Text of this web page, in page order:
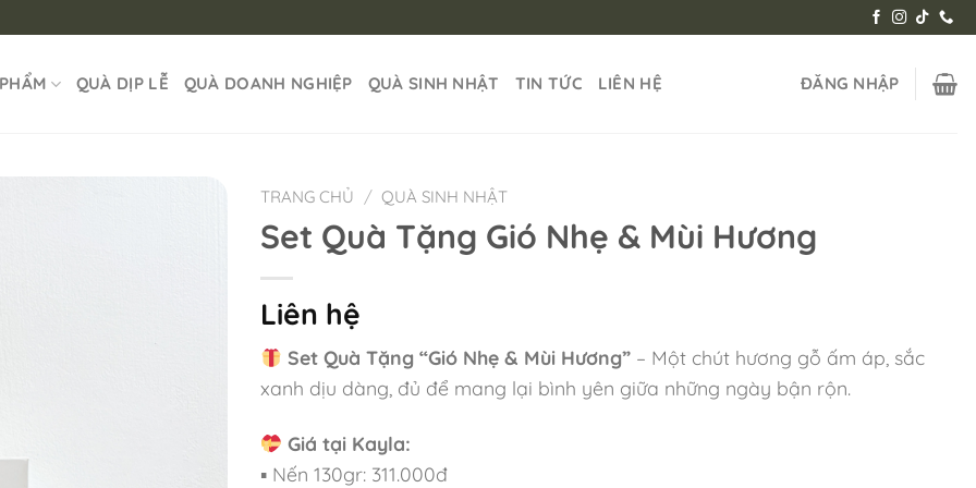
QUÀ DỊP LỄ QUÀ DOANH NGHIỆP QUÀ SINH NHẬT TIN TỨC LIÊN HỆ ĐĂNG NHẬP
TRANG CHỦ / QUÀ SINH NHẬT
Set Quà Tặng Gió Nhẹ & Mùi Hương
Liên hệ
Set Quà Tặng “Gió Nhẹ & Mùi Hương” – Một chút hương gỗ ấm áp, sắc
xanh dịu dàng, đủ để mang lại bình yên giữa những ngày bận rộn.
Giá tại Kayla:
▪ Nến 130gr: 311.000đ